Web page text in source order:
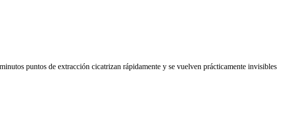
puntos de extracción cicatrizan rápidamente y se vuelven prácticamente invisibles